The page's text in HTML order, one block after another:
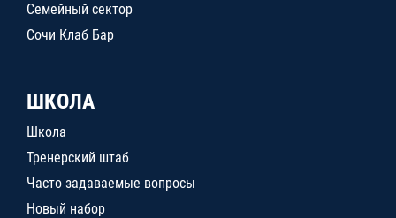
Семейный сектор
Сочи Клаб Бар
ШКОЛА
Школа
Тренерский штаб
Часто задаваемые вопросы
Новый набор